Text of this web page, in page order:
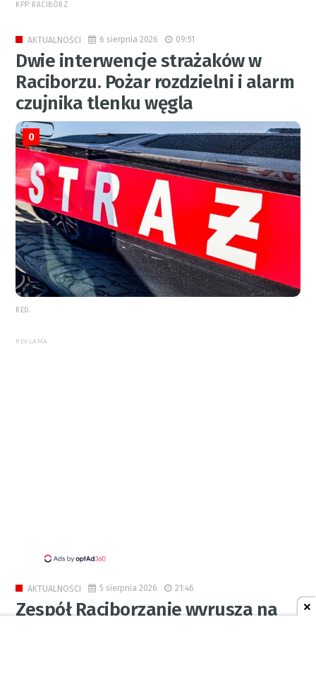
KPP RACIBÓRZ
AKTUALNOŚCI 6 sierpnia 2026 09:51
Dwie interwencje strażaków w
Raciborzu. Pożar rozdzielni i alarm
czujnika tlenku węgla
0
RED.
REKLAMA
AKTUALNOŚCI 5 sierpnia 2026 21:46
Zespół Raciborzanie wyrusza na